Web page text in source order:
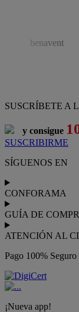
SUSCRÍBETE A
y consigue
SUSCRIBIRME
SÍGUENOS EN
CONFORAMA
GUÍA DE
ATENCIÓN AL
Pago 100% Seguro
¡Nueva app!